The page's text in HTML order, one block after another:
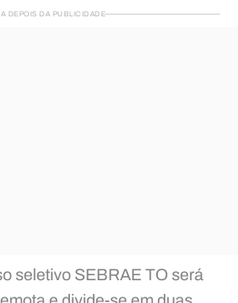
DEPOIS DA PUBLICIDADE
seletivo SEBRAE TO será